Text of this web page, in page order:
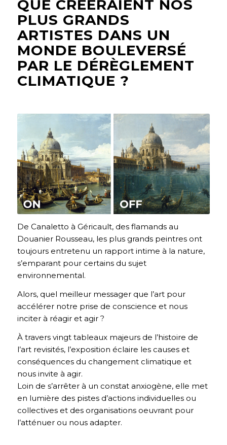
QUE CRÉERAIENT NOS
PLUS GRANDS
ARTISTES DANS UN
MONDE BOULEVERSÉ
PAR LE DÉRÈGLEMENT
CLIMATIQUE ?
De Canaletto à Géricault, des flamands au
Douanier Rousseau, les plus grands peintres ont
toujours entretenu un rapport intime à la nature,
s’emparant pour certains du sujet
environnemental.
Alors, quel meilleur messager que l’art pour
accélérer notre prise de conscience et nous
inciter à réagir et agir ?
À travers vingt tableaux majeurs de l’histoire de
l’art revisités, l’exposition éclaire les causes et
conséquences du changement climatique et
nous invite à agir.
Loin de s’arrêter à un constat anxiogène, elle met
en lumière des pistes d’actions individuelles ou
collectives et des organisations oeuvrant pour
l’atténuer ou nous adapter.